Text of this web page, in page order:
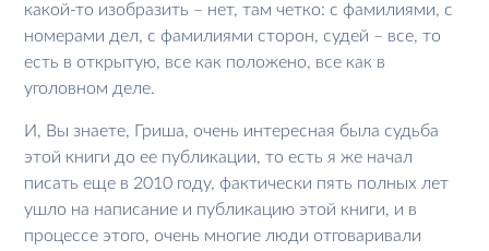
какой-то изобразить – нет, там четко: с фамилиями, с
номерами дел, с фамилиями сторон, судей – все, то
есть в открытую, все как положено, все как в
уголовном деле.
И, Вы знаете, Гриша, очень интересная была судьба
этой книги до ее публикации, то есть я же начал
писать еще в 2010 году, фактически пять полных лет
ушло на написание и публикацию этой книги, и в
процессе этого, очень многие люди отговаривали